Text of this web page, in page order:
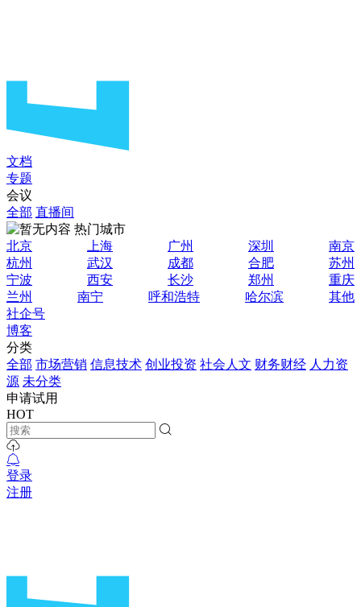
文档
专题
会议
全部 直播间
热门城市
北京
上海 广州 深圳
南京
杭州
武汉 成都 合肥
苏州
宁波
西安 长沙 郑州
重庆
兰州
南宁 呼和浩特 哈尔滨
其他
社企号
博客
分类
全部 市场营销 信息技术 创业投资 社会人文 财务财经 人力资
源 未分类
申请试用
HOT
登录
注册